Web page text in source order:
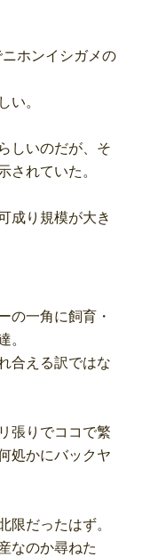
ホンイシガメの
い。
しいのだが、そ
されていた。
成り規模が大き
の一角に飼育・
。
合える訳ではな
張りでココで繁
処かにバックヤ
限だったはず。
なのか尋ねた